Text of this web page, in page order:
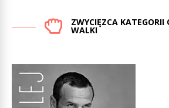
ZWYCIĘZCA KATEGORII
WALKI